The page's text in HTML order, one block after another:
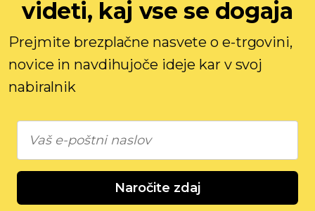
videti, kaj vse se dogaja
Prejmite brezplačne nasvete o e-trgovini,
novice in navdihujoče ideje kar v svoj
nabiralnik
Naročite zdaj